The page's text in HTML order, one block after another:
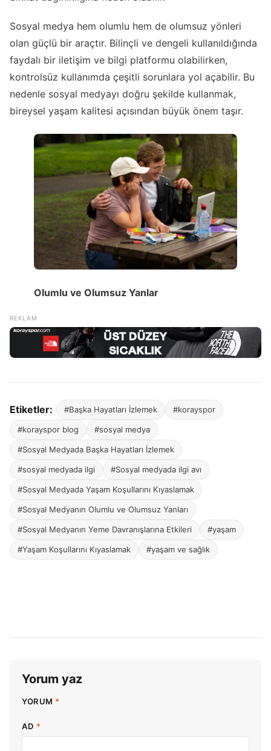
Sosyal medya hem olumlu hem de olumsuz yönleri
olan güçlü bir araçtır. Bilinçli ve dengeli kullanıldığında
faydalı bir iletişim ve bilgi platformu olabilirken,
kontrolsüz kullanımda çeşitli sorunlara yol açabilir. Bu
nedenle sosyal medyayı doğru şekilde kullanmak,
bireysel yaşam kalitesi açısından büyük önem taşır.
Olumlu ve Olumsuz Yanlar
Etiketler: #Başka Hayatları İzlemek #korayspor
#korayspor blog #sosyal medya
#Sosyal Medyada Başka Hayatları İzlemek
#sosyal medyada ilgi #Sosyal medyada ilgi avı
#Sosyal Medyada Yaşam Koşullarını Kıyaslamak
#Sosyal Medyanın Olumlu ve Olumsuz Yanları
#Sosyal Medyanın Yeme Davranışlarına Etkileri #yaşam
#Yaşam Koşullarını Kıyaslamak #yaşam ve sağlık
Yorum yaz
YORUM *
AD *